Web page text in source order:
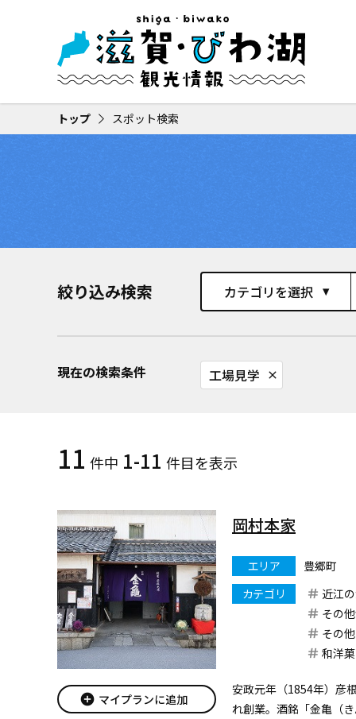
トップ スポット検索
絞り込み検索 カテゴリを選択 play_arrow
現在の検索条件 工場見学 close
11 件中 1-11 件目を表示
add_circle マイプランに追加
岡村本家
エリア
豊郷町
カテゴリ
近江
その
その
和洋
安政元年（1854年）彦
れ創業。酒銘「金亀（